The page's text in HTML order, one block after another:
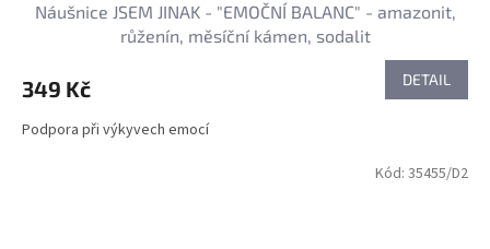
Náušnice JSEM JINAK - "EMOČNÍ BALANC" - amazonit,
růženín, měsíční kámen, sodalit
349 Kč DETAIL
Podpora při výkyvech emocí
Kód: 35455/D2